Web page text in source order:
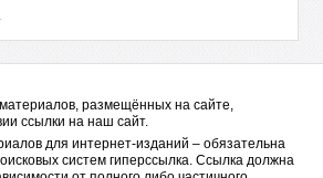
размещённых на сайте,
ссылки на наш сайт.
для интернет-изданий – обязательна
систем гиперссылка. Ссылка должна